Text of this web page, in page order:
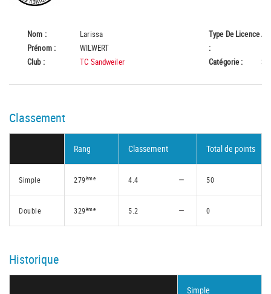
Nom :
Larissa
Prénom :
WILWERT
Club :
TC Sandweiler
Type De Licence
:
A
Catégorie :
Classement
Rang Classement Total de points
Simple 279ème 4.4 50
Double 329ème 5.2 0
Historique
Simple